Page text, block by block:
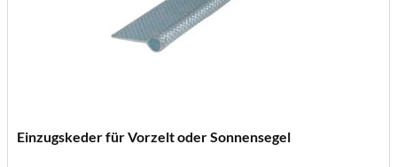
Einzugskeder für Vorzelt oder Sonnensegel